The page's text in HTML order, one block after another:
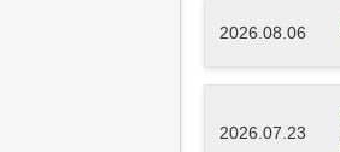
2026.08.06
2026.07.23